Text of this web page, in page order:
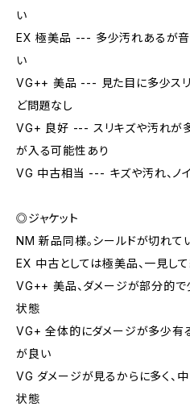
い
EX 極美品 --- 多少汚れあるが音
い
VG++ 美品 --- 見た目に多少ス
ど問題なし
VG+ 良好 --- スリキズや汚れが
が入る可能性あり
VG 中古相当 --- キズや汚れ、ノ
◎ジャケット
NM 新品同様。シールドが切れて
EX 中古としては極美品、一見し
VG++ 美品、ダメージが部分的
状態
VG+ 全体的にダメージが多少有
が良い
VG ダメージが見るからに多く、
状態